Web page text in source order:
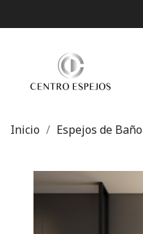
Inicio Espejos de Baño